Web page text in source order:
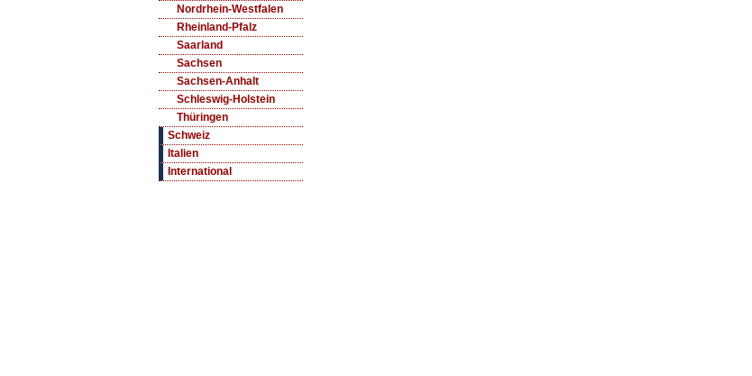
Nordrhein-Westfalen
Rheinland-Pfalz
Saarland
Sachsen
Sachsen-Anhalt
Schleswig-Holstein
Thüringen
Schweiz
Italien
International